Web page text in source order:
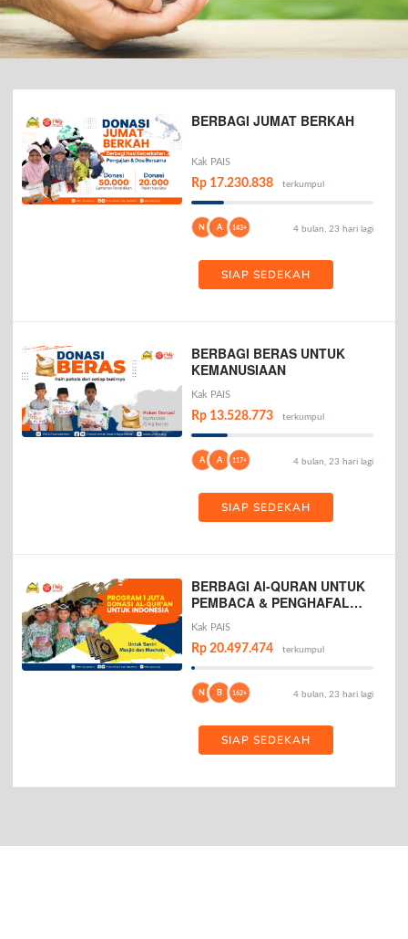
BERBAGI JUMAT BERKAH
Kak PAIS
Rp 17.230.838 terkumpul
N A 143+ 4 bulan, 23 hari lagi
SIAP SEDEKAH
BERBAGI BERAS UNTUK
KEMANUSIAAN
Kak PAIS
Rp 13.528.773 terkumpul
A A 117+ 4 bulan, 23 hari lagi
SIAP SEDEKAH
BERBAGI Al-QURAN UNTUK
PEMBACA & PENGHAFAL
AL-QURAN
Kak PAIS
Rp 20.497.474 terkumpul
N B 162+ 4 bulan, 23 hari lagi
SIAP SEDEKAH